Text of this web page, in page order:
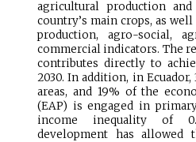
agricultural production
country’s main crops, as
production, agro-social,
commercial indicators. The
contributes directly to
2030. In addition, in
areas, and 19% of the
(EAP) is engaged in
income inequality of
development has allowed